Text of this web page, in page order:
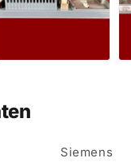
Siemens